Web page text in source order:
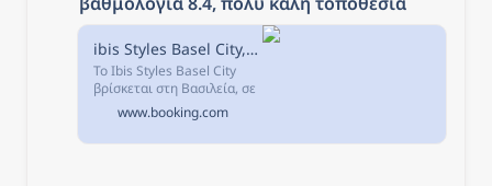
ibis Styles Basel City, Βασιλεία, Ελβετία
Το Ibis Styles Basel City
βρίσκεται στη Βασιλεία, σε
μικρή απόσταση με τα
πόδια από το
Σιδηροδρομικό Σταθμό
www.booking.com